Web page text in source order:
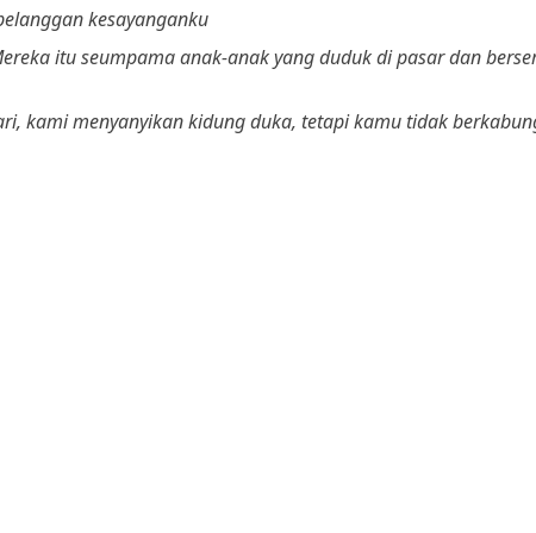
kesayanganku
itu seumpama anak-anak yang duduk di pasar dan
kami menyanyikan kidung duka, tetapi kamu tidak